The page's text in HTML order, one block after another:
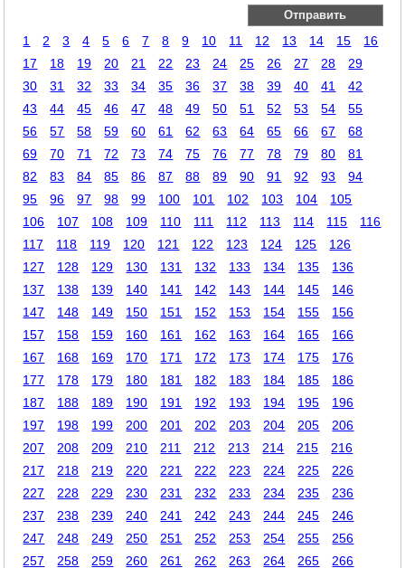
1 2 3 4 5 6 7 8 9 10 11 12 13 14 15
16
17
18 19 20 21 22 23 24 25 26 27 28
29
30
31 32 33 34 35 36 37 38 39 40 41
42
43
44 45 46 47 48 49 50 51 52 53 54
55
56
57 58 59 60 61 62 63 64 65 66 67
68
69
70 71 72 73 74 75 76 77 78 79 80
81
82
83 84 85 86 87 88 89 90 91 92 93
94
95
96 97 98 99 100 101 102 103 104
105
106
107 108 109 110 111 112 113 114 115
116
117
118 119 120 121 122 123 124 125
126
127
128 129 130 131 132 133 134 135
136
137
138 139 140 141 142 143 144 145
146
147
148 149 150 151 152 153 154 155
156
157
158 159 160 161 162 163 164 165
166
167
168 169 170 171 172 173 174 175
176
177
178 179 180 181 182 183 184 185
186
187
188 189 190 191 192 193 194 195
196
197
198 199 200 201 202 203 204 205
206
207
208 209 210 211 212 213 214 215
216
217
218 219 220 221 222 223 224 225
226
227
228 229 230 231 232 233 234 235
236
237
238 239 240 241 242 243 244 245
246
247
248 249 250 251 252 253 254 255
256
257
258 259 260 261 262 263 264 265 266